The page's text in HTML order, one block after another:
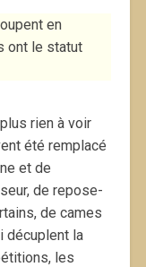
en
ont le statut
rien à voir
été remplacé
et de
de repose-
de cames
décuplent la
les